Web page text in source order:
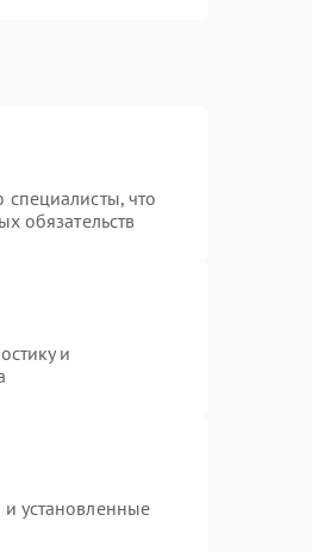
что
обязательств
и
установленные